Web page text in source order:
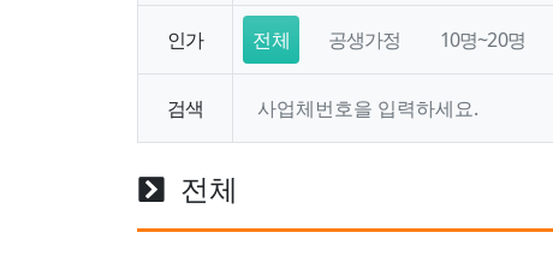
인가 전체 공생가정 10명~20명
검색
전체